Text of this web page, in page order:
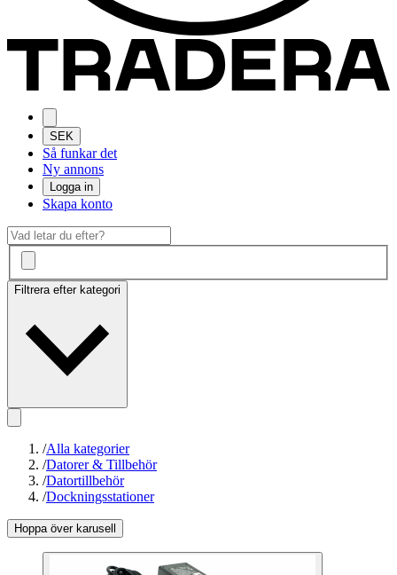
SEK
Så funkar det
Ny annons
Logga in
Skapa konto
Filtrera efter kategori
/Alla kategorier
/Datorer & Tillbehör
/Datortillbehör
/Dockningsstationer
Hoppa över karusell